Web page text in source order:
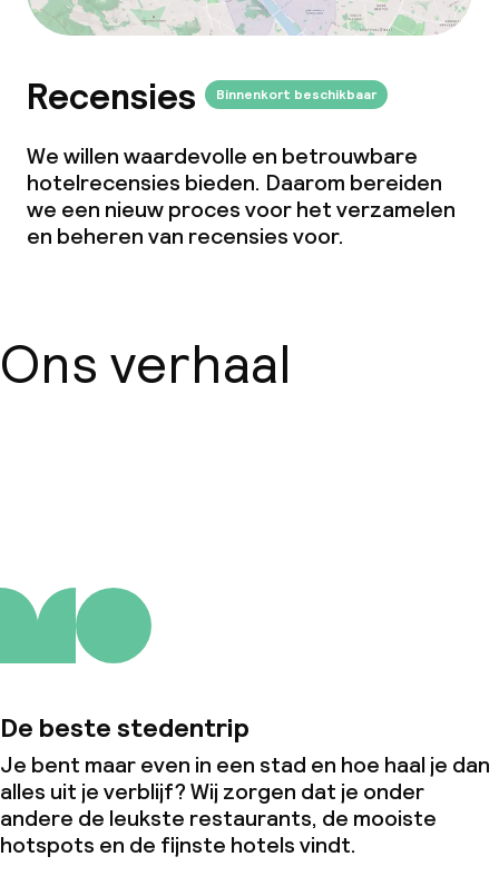
Recensies Binnenkort beschikbaar
We willen waardevolle en betrouwbare
hotelrecensies bieden. Daarom bereiden
we een nieuw proces voor het verzamelen
en beheren van recensies voor.
Ons verhaal
De beste stedentrip
Je bent maar even in een stad en hoe haal je dan
alles uit je verblijf? Wij zorgen dat je onder
andere de leukste restaurants, de mooiste
hotspots en de fijnste hotels vindt.